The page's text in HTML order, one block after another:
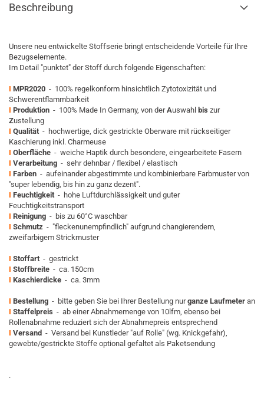
Beschreibung
Unsere neu entwickelte Stoffserie bringt entscheidende Vorteile für Ihre
Bezugselemente.
Im Detail "punktet" der Stoff durch folgende Eigenschaften:
I MPR2020 - 100% regelkonform hinsichtlich Zytotoxizität und
Schwerentflammbarkeit
I Produktion - 100% Made In Germany, von derAuswahl bis zur
Zustellung
I Qualität- hochwertige, dick gestrickte Oberware mit rückseitiger
Kaschierung inkl. Charmeuse
I Oberfläche - weiche Haptik durch besondere, eingearbeitete Fasern
I Verarbeitung - sehr dehnbar / flexibel / elastisch
I Farben - aufeinander abgestimmte und kombinierbare Farbmuster von
"super lebendig, bis hin zu ganz dezent".
I Feuchtigkeit- hohe Luftdurchlässigkeit und guter
Feuchtigkeitstransport
I Reinigung - bis zu 60°C waschbar
I Schmutz - "fleckenunempfindlich" aufgrund changierendem,
zweifarbigem Strickmuster
I Stoffart - gestrickt
I Stoffbreite - ca. 150cm
I Kaschierdicke - ca. 3mm
I Bestellung - bitte geben Sie bei Ihrer Bestellung nurganze Laufmeter an
I Staffelpreis - ab einer Abnahmemenge von 10lfm, ebenso bei
Rollenabnahme reduziert sich der Abnahmepreis entsprechend
I Versand - Versand bei Kunstleder "auf Rolle" (wg. Knickgefahr),
gewebte/gestrickte Stoffe optional gefaltet als Paketsendung
.